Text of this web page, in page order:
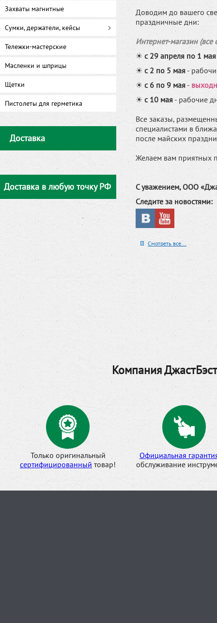
Захваты магнитные
Сумки, держатели, кейсы
Тележки-мастерские
Масленки и шприцы
Щетки
Пистолеты для герметика
Доставка
Доставка в любую точку РФ
Доводим до вашего
праздничные дни:
Интернет-магазин
☀ с 29 апреля по 1 мая
☀ с 2 по 5 мая -
☀ с 6 по 9 мая -
☀ с 10 мая - рабочие
Все заказы,
специалистами в
после майских
Желаем вам приятных
С уважением, ООО
Следите за новостями:
Смотреть все...
Компания
Только оригинальный
сертифицированный товар!
Официальная
обслуживание